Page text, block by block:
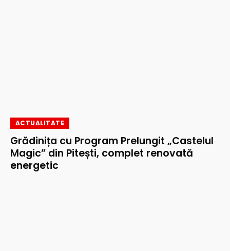
ACTUALITATE
Grădinița cu Program Prelungit „Castelul
Magic” din Pitești, complet renovată
energetic